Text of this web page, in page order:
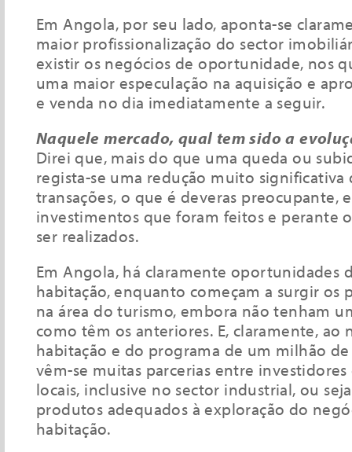
Em Angola, por seu lado, aponta-se
maior profissionalização do sector
existir os negócios de oportunidade, nos
uma maior especulação na aquisição e
e venda no dia imediatamente a seguir.
Naquele mercado, qual tem sido a
Direi que, mais do que uma queda ou
regista-se uma redução muito
transações, o que é deveras preocupante,
investimentos que foram feitos e perante
ser realizados.
Em Angola, há claramente oportunidades
habitação, enquanto começam a surgir os
na área do turismo, embora não tenham
como têm os anteriores. E, claramente, ao
habitação e do programa de um milhão
vêm-se muitas parcerias entre
locais, inclusive no sector industrial, ou
produtos adequados à exploração do
habitação.